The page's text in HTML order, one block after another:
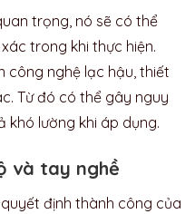
trọng, nó sẽ có thể
trong khi thực hiện.
công nghệ lạc hậu, thiết
Từ đó có thể gây nguy
khó lường khi áp dụng.
và tay nghề
định thành công của